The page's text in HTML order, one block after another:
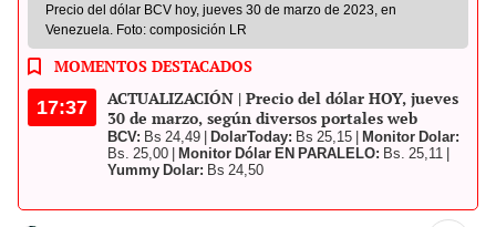
Precio del dólar BCV hoy, jueves 30 de marzo de 2023, en
Venezuela. Foto: composición LR
MOMENTOS DESTACADOS
17:37
ACTUALIZACIÓN | Precio del dólar HOY, jueves
30 de marzo, según diversos portales web
BCV: Bs 24,49 | DolarToday: Bs 25,15 | Monitor Dolar:
Bs. 25,00 | Monitor Dólar EN PARALELO: Bs. 25,11 |
Yummy Dolar: Bs 24,50